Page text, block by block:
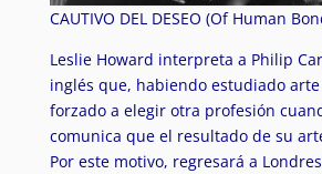
CAUTIVO DEL DESEO (Of Human
Leslie Howard interpreta a Philip
inglés que, habiendo estudiado arte
forzado a elegir otra profesión
comunica que el resultado de su
Por este motivo, regresará a